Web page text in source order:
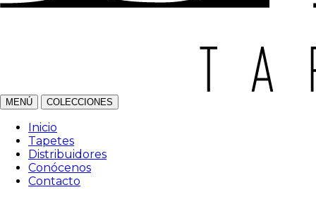
MENÚ COLECCIONES
Inicio
Tapetes
Distribuidores
Conócenos
Contacto